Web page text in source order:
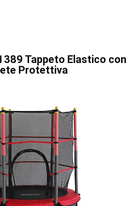
Tappeto Elastico con
Protettiva